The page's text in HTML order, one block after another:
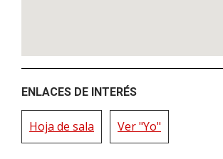
ENLACES DE INTERÉS
Hoja de sala Ver "Yo"